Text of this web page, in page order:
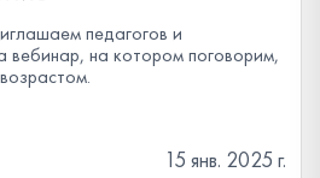
педагогов и
на котором поговорим,
15 янв. 2025 г.